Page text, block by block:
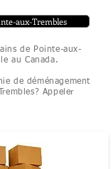
de Pointe-aux-
au Canada.
de déménagement
Appeler
aux-Trembles